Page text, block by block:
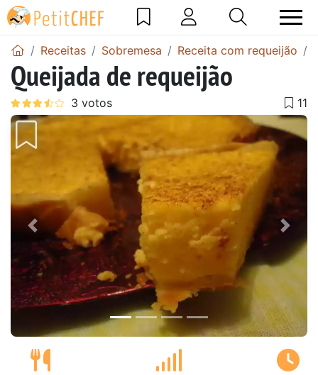
Receitas Sobremesa Receita com requeijão
Queijada de requeijão
Anterior Next